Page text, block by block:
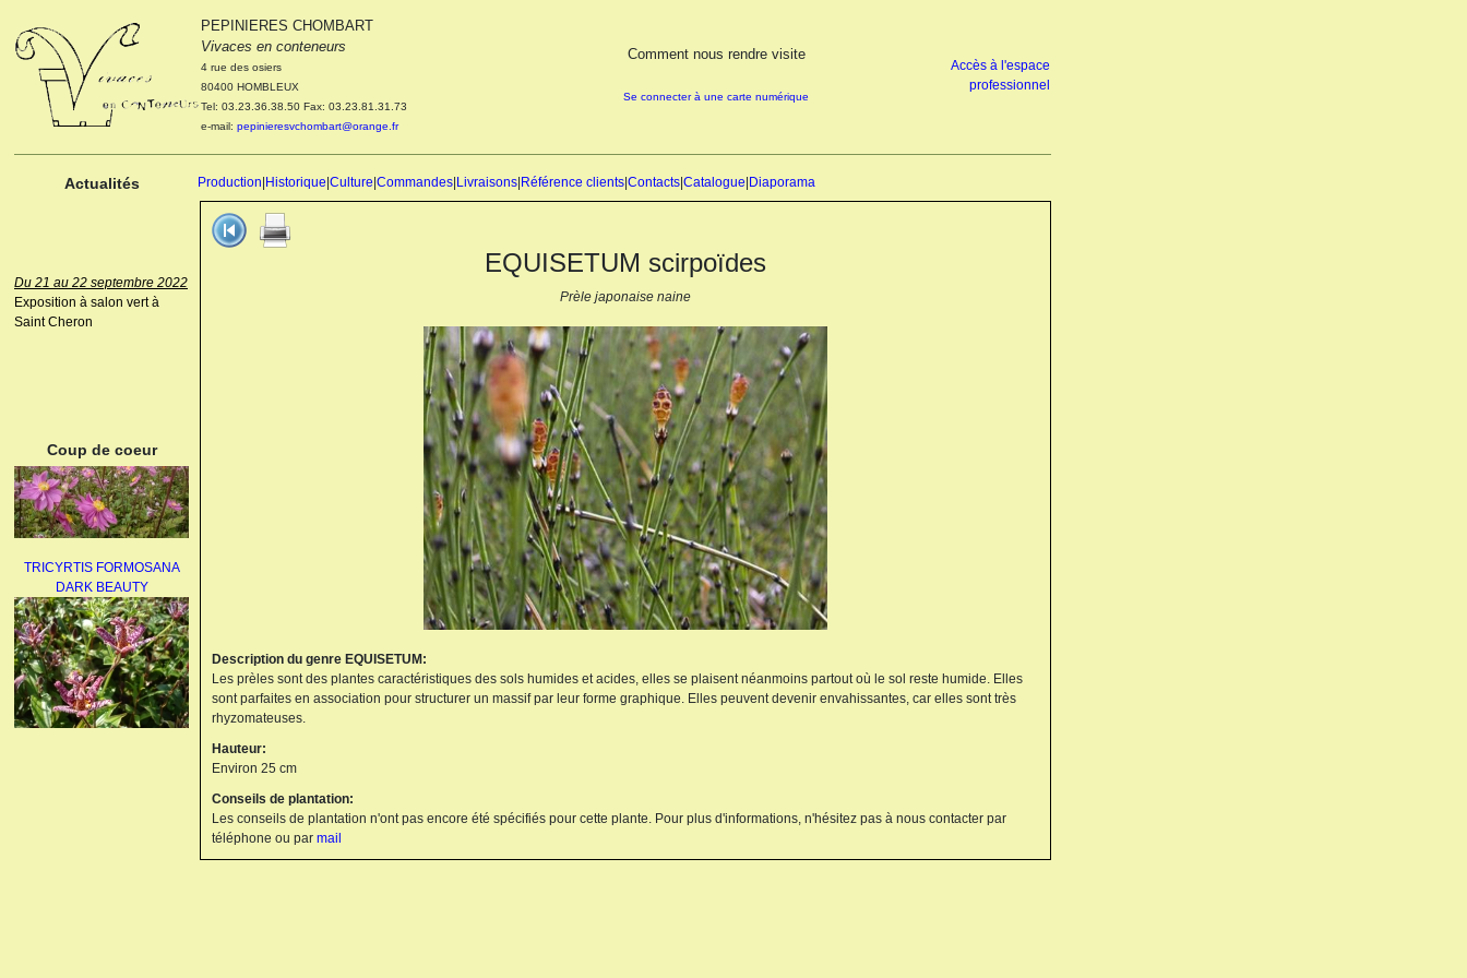
PEPINIERES CHOMBART
Vivaces en conteneurs
4 rue des osiers
80400 HOMBLEUX
Tel: 03.23.36.38.50 Fax: 03.23.81.31.73
e-mail: pepinieresvchombart@orange.fr
Comment nous rendre visite
Se connecter à une carte numérique
Accès à l'espace
professionnel
Actualités Production Historique Culture Commandes Livraisons Référence clients Contacts Catalogue Diaporama
Le 04 et 05 octobre 2022
Portes ouvertes de la
pépinière : Visite des
cultures, découverte des
nouveautés. Le rendez-vous
octobre 2022. Le mercredi 05
octobre 2022.
Du 21 au 22 septembre 2022
Exposition à salon vert à
Saint Cheron
Coup de coeur
TRICYRTIS FORMOSANA
DARK BEAUTY
EQUISETUM scirpoïdes
Prèle japonaise naine
Description du genre EQUISETUM:
Les prèles sont des plantes caractéristiques des sols humides et acides, elles se plaisent néanmoins partout où le sol reste humide. Elles
sont parfaites en association pour structurer un massif par leur forme graphique. Elles peuvent devenir envahissantes, car elles sont très
rhyzomateuses.
Hauteur:
Environ 25 cm
Conseils de plantation:
Les conseils de plantation n'ont pas encore été spécifiés pour cette plante. Pour plus d'informations, n'hésitez pas à nous contacter par
téléphone ou par mail